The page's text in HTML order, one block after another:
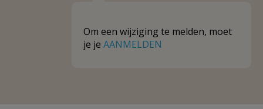
Om een wijziging te melden, moet
je je AANMELDEN